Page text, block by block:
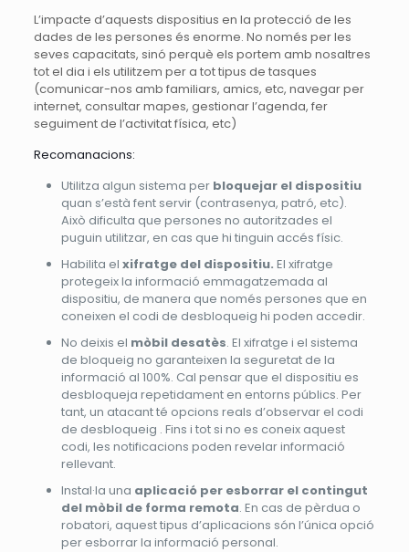
L’impacte d’aquests dispositius en la protecció de les
dades de les persones és enorme. No només per les
seves capacitats, sinó perquè els portem amb nosaltres
tot el dia i els utilitzem per a tot tipus de tasques
(comunicar-nos amb familiars, amics, etc, navegar per
internet, consultar mapes, gestionar l’agenda, fer
seguiment de l’activitat física, etc)
Recomanacions:
Utilitza algun sistema per bloquejar el dispositiu
quan s’està fent servir (contrasenya, patró, etc).
Això dificulta que persones no autoritzades el
puguin utilitzar, en cas que hi tinguin accés físic.
Habilita el xifratge del dispositiu. El xifratge
protegeix la informació emmagatzemada al
dispositiu, de manera que només persones que en
coneixen el codi de desbloqueig hi poden accedir.
No deixis el mòbil desatès. El xifratge i el sistema
de bloqueig no garanteixen la seguretat de la
informació al 100%. Cal pensar que el dispositiu es
desbloqueja repetidament en entorns públics. Per
tant, un atacant té opcions reals d’observar el codi
de desbloqueig . Fins i tot si no es coneix aquest
codi, les notificacions poden revelar informació
rellevant.
Instal·la una aplicació per esborrar el contingut
del mòbil de forma remota. En cas de pèrdua o
robatori, aquest tipus d’aplicacions són l’única opció
per esborrar la informació personal.